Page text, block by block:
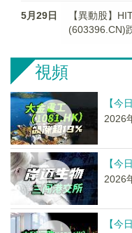
5月29日
【異動股】
(603396.CN)
視頻
【今
2026
【今
2026
【今